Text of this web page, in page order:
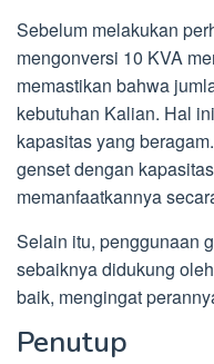
Sebelum melakukan
mengonversi 10 KVA
memastikan bahwa
kebutuhan Kalian. Hal
kapasitas yang
genset dengan
memanfaatkannya
Selain itu, penggunaan
sebaiknya didukung
baik, mengingat
Penutup